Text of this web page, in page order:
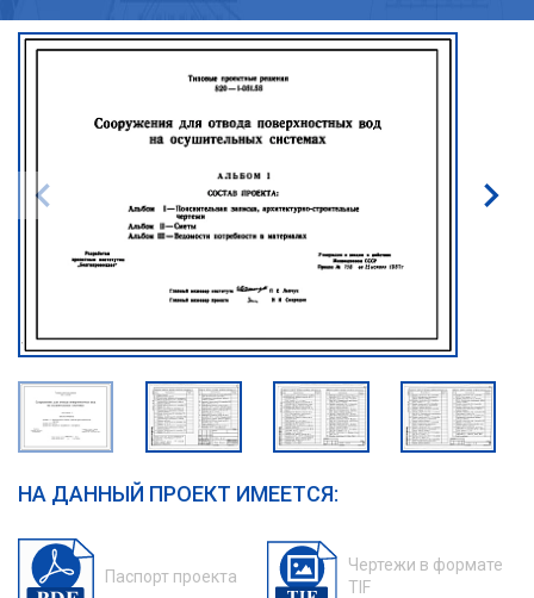
НА ДАННЫЙ ПРОЕКТ ИМЕЕТСЯ:
Паспорт проекта
Чертежи в формате
TIF